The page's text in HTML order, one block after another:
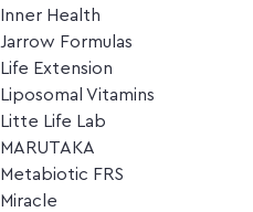
Inner Health
Jarrow Formulas
Life Extension
Liposomal Vitamins
Litte Life Lab
MARUTAKA
Metabiotic FRS
Miracle